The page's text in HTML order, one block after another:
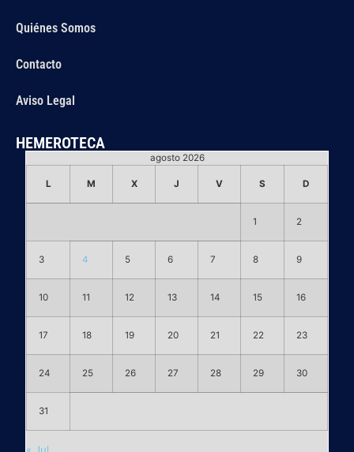
Quiénes Somos
Contacto
Aviso Legal
HEMEROTECA
agosto 2026
L M X J V S D
1 2
3 4 5 6 7 8 9
10 11 12 13 14 15 16
17 18 19 20 21 22 23
24 25 26 27 28 29 30
31
« Jul